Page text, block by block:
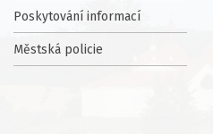
Poskytování informací
Městská policie